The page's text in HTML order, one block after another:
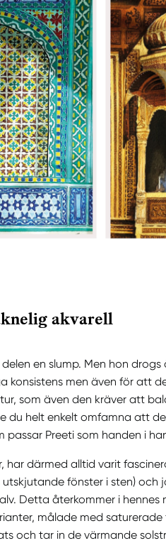
akvarell
en slump. Men hon drogs
konsistens men även för att
som även den kräver att
du helt enkelt omfamna att
Preeti som handen i
har därmed alltid varit
fönster i sten) och
Detta återkommer i hennes
målade med saturerade
och tar in de värmande